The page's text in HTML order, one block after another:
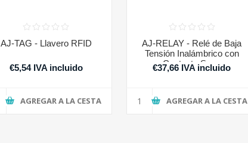
AJ-TAG - Llavero RFID
€5,54 IVA incluido
AGREGAR A LA CESTA
AJ-RELAY - Relé de Baja
Tensión Inalámbrico con
Contacto Seco
€37,66 IVA incluido
AGREGAR A LA CESTA